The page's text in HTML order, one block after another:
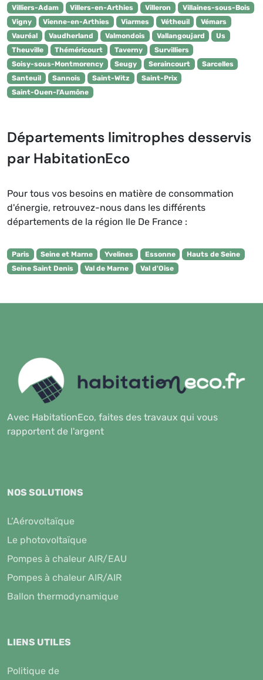
Villiers-Adam
Villers-en-Arthies Villeron
Villaines-sous-Bois
Vigny
Vienne-en-Arthies Viarmes Vétheuil
Vémars
Vauréal
Vaudherland Valmondois Vallangoujard
Us
Theuville
Théméricourt Taverny
Survilliers
Soisy-sous-Montmorency
Seugy Seraincourt
Sarcelles
Santeuil
Sannois Saint-Witz
Saint-Prix
Saint-Ouen-l'Aumône
Départements limitrophes desservis
par HabitationEco
Pour tous vos besoins en matière de consommation
d'énergie, retrouvez-nous dans les différents
départements de la région Ile De France :
Paris Seine et Marne Yvelines Essonne
Hauts de Seine
Seine Saint Denis
Val de Marne Val d'Oise
Avec HabitationEco, faites des travaux qui vous
rapportent de l'argent
NOS SOLUTIONS
L’Aérovoltaïque
Le photovoltaïque
Pompes à chaleur AIR/EAU
Pompes à chaleur AIR/AIR
Ballon thermodynamique
LIENS UTILES
Politique de